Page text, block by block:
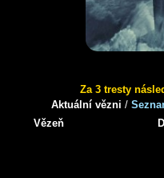
Za 3 tresty
Aktuální vězni /
Vězeň